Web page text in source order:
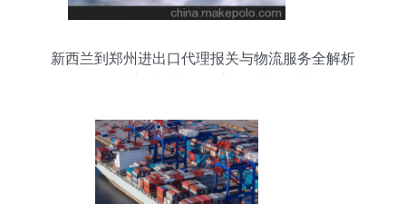
新西兰到郑州进出口代理报关与物流服务全解析